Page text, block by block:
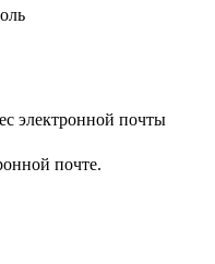
электронной почты
почте.